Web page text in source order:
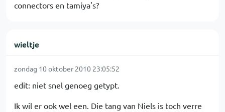
connectors en tamiya's?
wieltje
zondag 10 oktober 2010 23:05:52
edit: niet snel genoeg getypt.
Ik wil er ook wel een. Die tang van Niels is toch verre